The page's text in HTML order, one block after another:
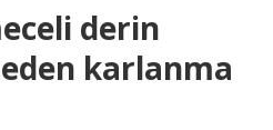
derin
karlanma